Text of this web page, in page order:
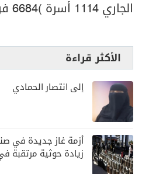
الجاري 1114 أسرة (6684 فرداً).
الأكثر قراءة
إلى انتصار الحمادي
أزمة غاز جديدة في
زيادة حوثية مرتقبة